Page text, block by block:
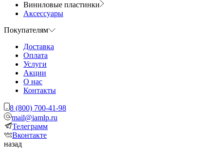
Виниловые пластинки
Аксессуары
Покупателям
Доставка
Оплата
Услуги
Акции
О нас
Контакты
8 (800) 700-41-98
mail@iamlp.ru
Телеграмм
Вконтакте
назад